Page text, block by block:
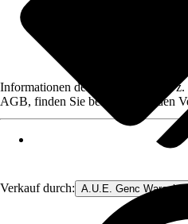
Verkauf durch: A.U.E. Genc
Informationen des Verkäufers, wie
AGB, finden Sie bei Klick auf den